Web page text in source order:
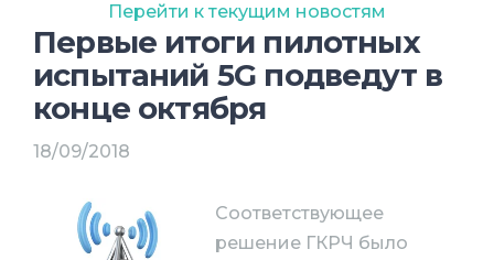
Перейти к текущим новостям
Первые итоги пилотных
испытаний 5G подведут в
конце октября
18/09/2018
Соответствующее
решение ГКРЧ было